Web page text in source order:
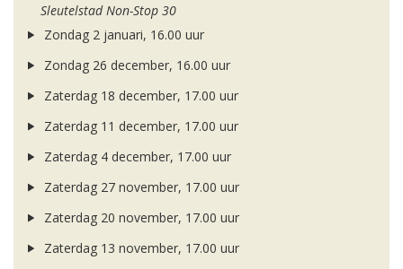
Sleutelstad Non-Stop 30
Zondag 2 januari, 16.00 uur
Zondag 26 december, 16.00 uur
Zaterdag 18 december, 17.00 uur
Zaterdag 11 december, 17.00 uur
Zaterdag 4 december, 17.00 uur
Zaterdag 27 november, 17.00 uur
Zaterdag 20 november, 17.00 uur
Zaterdag 13 november, 17.00 uur